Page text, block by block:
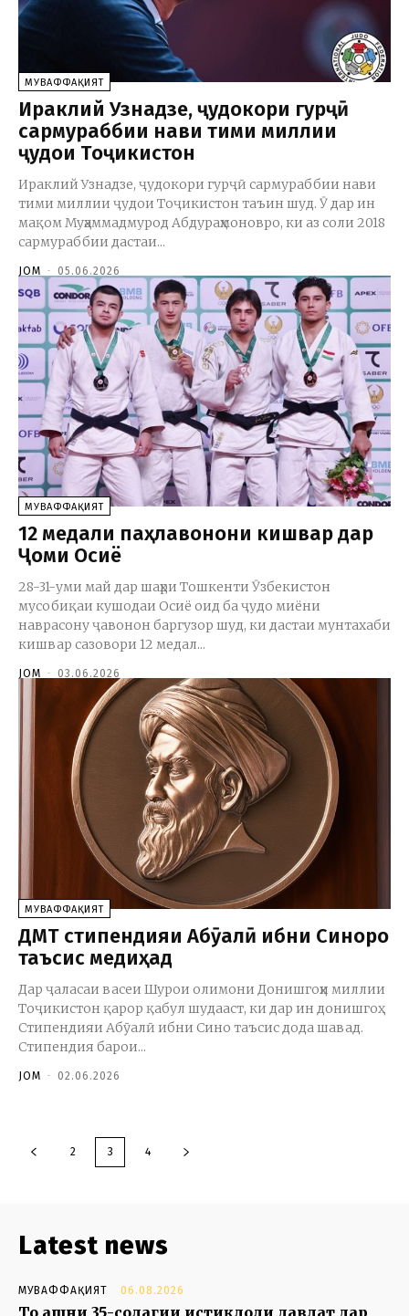
МУВАФФАҚИЯТ
Ираклий Узнадзе, ҷудокори гурҷӣ
сармураббии нави тими миллии
ҷудои Тоҷикистон
Ираклий Узнадзе, ҷудокори гурҷӣ сармураббии нави
тими миллии ҷудои Тоҷикистон таъин шуд. Ӯ дар ин
мақом Муҳаммадмурод Абдураҳмоновро, ки аз соли 2018
сармураббии дастаи...
JOM - 05.06.2026
МУВАФФАҚИЯТ
12 медали паҳлавонони кишвар дар
Ҷоми Осиё
28-31-уми май дар шаҳри Тошкенти Ӯзбекистон
мусобиқаи кушодаи Осиё оид ба ҷудо миёни
наврасону ҷавонон баргузор шуд, ки дастаи мунтахаби
кишвар сазовори 12 медал...
JOM - 03.06.2026
МУВАФФАҚИЯТ
ДМТ стипендияи Абӯалӣ ибни Синоро
таъсис медиҳад
Дар ҷаласаи васеи Шурои олимони Донишгоҳи миллии
Тоҷикистон қарор қабул шудааст, ки дар ин донишгоҳ
Стипендияи Абӯалӣ ибни Сино таъсис дода шавад.
Стипендия барои...
JOM - 02.06.2026
2 3 4
Latest news
МУВАФФАҚИЯТ 06.08.2026
То ҷашни 35-солагии истиқлоли давлат дар